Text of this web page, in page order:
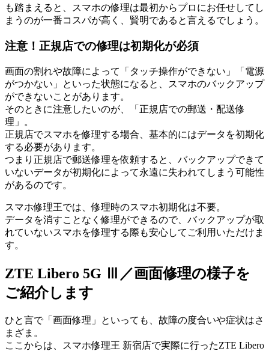
も踏まえると、スマホの修理は最初からプロにお任せしてし
まうのが一番コスパが高く、賢明であると言えるでしょう。
注意！正規店での修理は初期化が必須
画面の割れや故障によって「タッチ操作ができない」「電源
がつかない」といった状態になると、スマホのバックアップ
ができないことがあります。
そのときに注意したいのが、「正規店での郵送・配送修
理」。
正規店でスマホを修理する場合、基本的にはデータを初期化
する必要があります。
つまり正規店で郵送修理を依頼すると、バックアップできて
いないデータが初期化によって永遠に失われてしまう可能性
があるのです。
スマホ修理王では、修理時のスマホ初期化は不要。
データを消すことなく修理ができるので、バックアップが取
れていないスマホを修理する際も安心してご利用いただけま
す。
ZTE Libero 5G Ⅲ／画面修理の様子を
ご紹介します
ひと言で「画面修理」といっても、故障の度合いや症状はさ
まざま。
ここからは、スマホ修理王 新宿店で実際に行ったZTE Libero